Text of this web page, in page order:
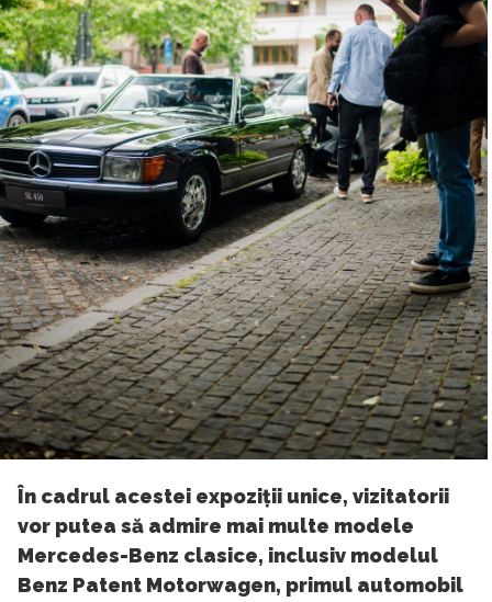
În cadrul acestei expoziții unice, vizitatorii
vor putea să admire mai multe modele
Mercedes-Benz clasice, inclusiv modelul
Benz Patent Motorwagen, primul automobil